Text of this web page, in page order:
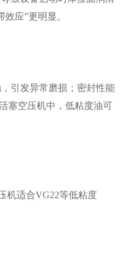
应”更明显。
引发异常磨损；密封性能
塞空压机中，低粘度油可
机适合VG22等低粘度